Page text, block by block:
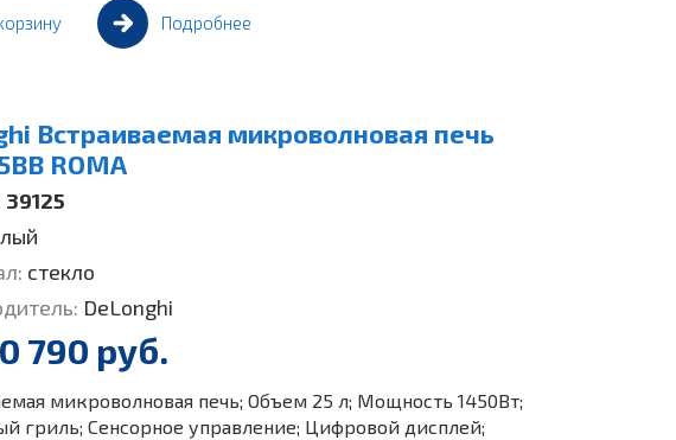
Подробнее
Встраиваемая микроволновая печь
ROMA
39125
стекло
DeLonghi
790 руб.
микроволновая печь; Объем 25 л; Мощность 1450Вт;
гриль; Сенсорное управление; Цифровой дисплей;